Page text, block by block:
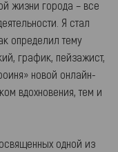
жизни города – все
Я стал
определил тему
график, пейзажист,
новой онлайн-
вдохновения, тем и
одной из